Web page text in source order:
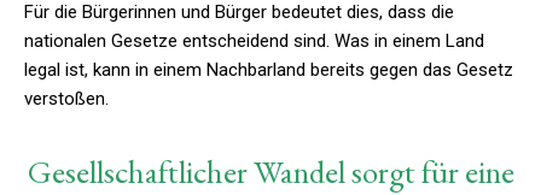
Für die Bürgerinnen und Bürger bedeutet dies, dass die
nationalen Gesetze entscheidend sind. Was in einem Land
legal ist, kann in einem Nachbarland bereits gegen das Gesetz
verstoßen.
Gesellschaftlicher Wandel sorgt für eine